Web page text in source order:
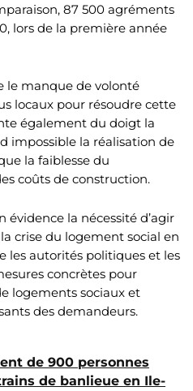
87 500 agréments
lors de la première année
le manque de volonté
locaux pour résoudre cette
également du doigt la
impossible la réalisation de
la faiblesse du
coûts de construction.
la nécessité d’agir
crise du logement social en
les autorités politiques et les
concrètes pour
logements sociaux et
des demandeurs.
de 900 personnes
de banlieue en Ile-